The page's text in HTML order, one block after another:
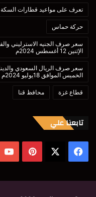
تعرف على مواعيد قطارات السكة الحديد
حركة حماس
سعر صرف الجنيه الاسترليني
الإثنين 12 أغسطس 2024م
سعر صرف الريال السعودي
الخميس الموافق 18يوليو 2024م
قطاع غزة محافظ قنا
تابعنا علي
فيسبوك